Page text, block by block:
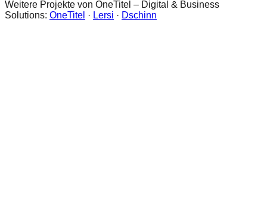
Weitere Projekte von OneTitel – Digital & Business
Solutions: OneTitel · Lersi · Dschinn